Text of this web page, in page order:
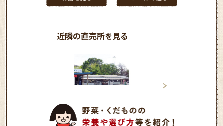
近隣の直売所を見る
鴨方直売所ふれあい朝市
「なごみ」
金光直売所「み